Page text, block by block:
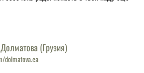
(Грузия)
dolmatova.ea